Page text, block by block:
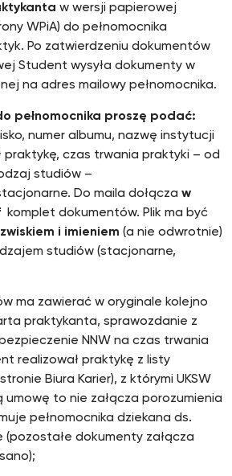
w wersji papierowej
WPiA) do pełnomocnika
Po zatwierdzeniu dokumentów
Student wysyła dokumenty w
na adres mailowy pełnomocnika.
pełnomocnika proszę podać:
numer albumu, nazwę instytucji
praktykę, czas trwania praktyki – od
studiów –
Do maila dołącza w
komplet dokumentów. Plik ma być
i imieniem (a nie odwrotnie)
studiów (stacjonarne,
ma zawierać w oryginale kolejno
praktykanta, sprawozdanie z
NNW na czas trwania
realizował praktykę z listy
Biura Karier), z którymi UKSW
umowę to nie załącza porozumienia
pełnomocnika dziekana ds.
dokumenty załącza